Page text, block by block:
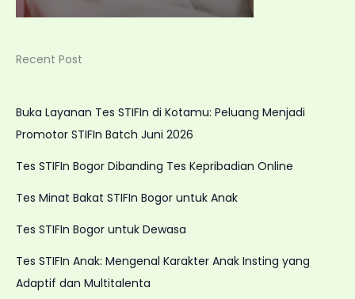
Recent Post
Buka Layanan Tes STIFIn di Kotamu: Peluang Menjadi
Promotor STIFIn Batch Juni 2026
Tes STIFIn Bogor Dibanding Tes Kepribadian Online
Tes Minat Bakat STIFIn Bogor untuk Anak
Tes STIFIn Bogor untuk Dewasa
Tes STIFIn Anak: Mengenal Karakter Anak Insting yang
Adaptif dan Multitalenta